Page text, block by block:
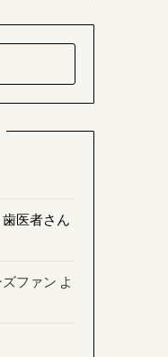
医者さん
ファン よ